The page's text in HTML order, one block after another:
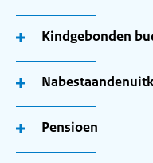
Kindgebonden
Pensioen